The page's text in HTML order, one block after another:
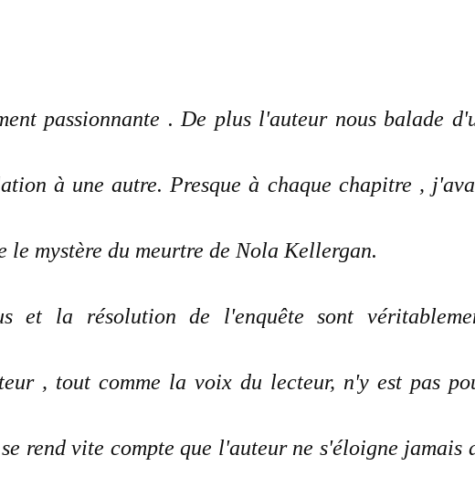
passionnante . De plus l'auteur nous balade
à une autre. Presque à chaque chapitre ,
le mystère du meurtre de Nola Kellergan.
et la résolution de l'enquête sont
, tout comme la voix du lecteur, n'y est pas
rend vite compte que l'auteur ne s'éloigne jamais